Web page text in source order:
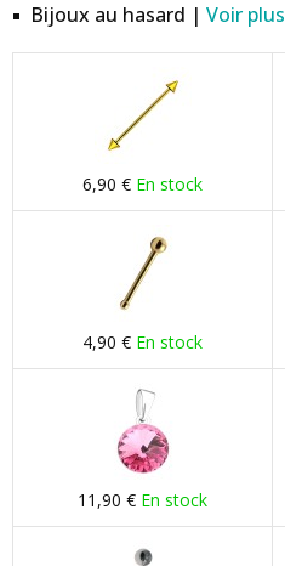
Bijoux au hasard | Voir plus
6,90 € En stock
4,90 € En stock
11,90 € En stock